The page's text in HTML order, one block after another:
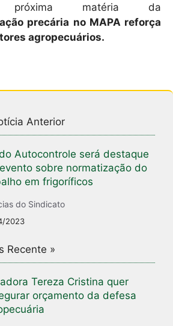
matéria da
precária no MAPA reforça
agropecuários.
Anterior
Autocontrole será destaque
sobre normatização do
em frigoríficos
do Sindicato
2023
Recente »
Tereza Cristina quer
orçamento da defesa